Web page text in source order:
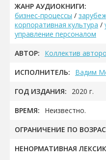
ЖАНР АУДИОКНИГИ:
бизнес-процессы /
корпоративная культура /
управление персоналом
АВТОР: Коллектив
ИСПОЛНИТЕЛЬ: Вадим
ГОД ИЗДАНИЯ: 2020 г.
ВРЕМЯ: Неизвестно.
ОГРАНИЧЕНИЕ ПО
НЕНОРМАТИВНАЯ